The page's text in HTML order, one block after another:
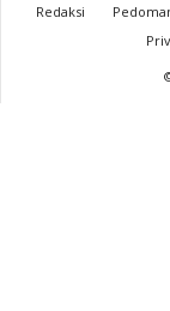
Redaksi